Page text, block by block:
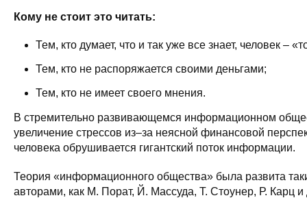
Кому не стоит это читать:
Тем, кто думает, что и так уже все знает, человек –
Тем, кто не распоряжается своими деньгами;
Тем, кто не имеет своего мнения.
В стремительно развивающемся информационном
увеличение стрессов из–за неясной финансовой
человека обрушивается гигантский поток информации.
Теория «информационного общества» была развита
авторами, как М. Порат, Й. Массуда, Т. Стоунер, Р. Карц и